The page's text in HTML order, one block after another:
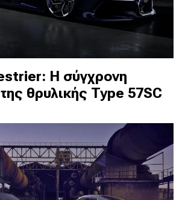
Η σύγχρονη
θρυλικής Type 57SC